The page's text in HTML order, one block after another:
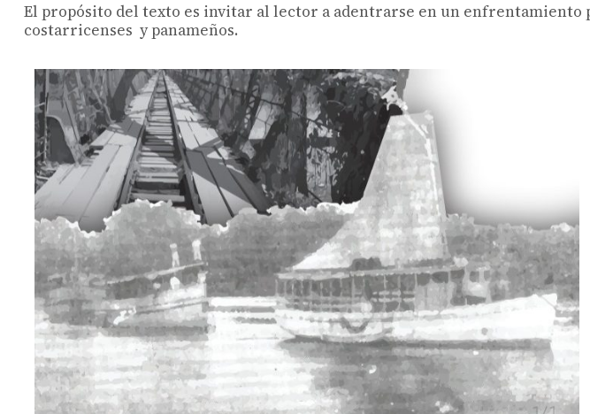
El propósito del texto es invitar al lector a adentrarse en un enfrentamiento
costarricenses y panameños.